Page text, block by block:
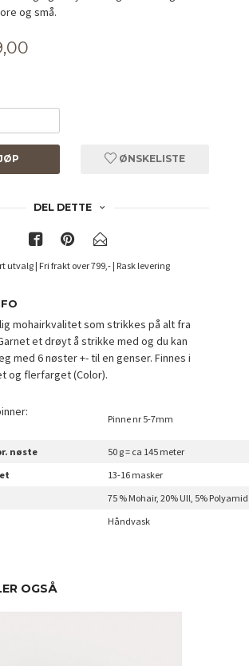
og små.
ØNSKELISTE
DEL DETTE
utvalg | Fri frakt over 799,- | Rask levering
mohairkvalitet som strikkes på alt fra
et drøyt å strikke med og du kan
med 6 nøster +- til en genser. Finnes i
og flerfarget (Color).
Pinne nr 5-7mm
nøste
50 g = ca 145 meter
13-16 masker
75 % Mohair, 20% Ull, 5% Polyamid
Håndvask
OGSÅ